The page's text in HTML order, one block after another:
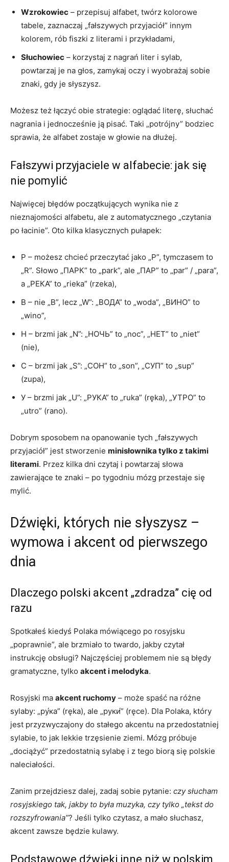
Wzrokowiec – przepisuj alfabet, twórz kolorowe
tabele, zaznaczaj „fałszywych przyjaciół” innym
kolorem, rób fiszki z literami i przykładami,
Słuchowiec – korzystaj z nagrań liter i sylab,
powtarzaj je na głos, zamykaj oczy i wyobrażaj sobie
znaki, gdy je słyszysz.
Możesz też łączyć obie strategie: oglądać literę, słuchać
nagrania i jednocześnie ją pisać. Taki „potrójny” bodziec
sprawia, że alfabet zostaje w głowie na dłużej.
Fałszywi przyjaciele w alfabecie: jak się
nie pomylić
Najwięcej błędów początkujących wynika nie z
nieznajomości alfabetu, ale z automatycznego „czytania
po łacinie”. Oto kilka klasycznych pułapek:
Р – możesz chcieć przeczytać jako „P”, tymczasem to
„R”. Słowo „ПАРК” to „park”, ale „ПАР” to „par” / „para”,
a „РЕКА” to „rieka” (rzeka),
В – nie „B”, lecz „W”: „ВОДА” to „woda”, „ВИНО” to
„wino”,
Н – brzmi jak „N”: „НОЧЬ” to „noc”, „НЕТ” to „niet”
(nie),
С – brzmi jak „S”: „СОН” to „son”, „СУП” to „sup”
(zupa),
У – brzmi jak „U”: „РУКА” to „ruka” (ręka), „УТРО” to
„utro” (rano).
Dobrym sposobem na opanowanie tych „fałszywych
przyjaciół” jest stworzenie minisłownika tylko z takimi
literami. Przez kilka dni czytaj i powtarzaj słowa
zawierające te znaki – po tygodniu mózg przestaje się
mylić.
Dźwięki, których nie słyszysz –
wymowa i akcent od pierwszego
dnia
Dlaczego polski akcent „zdradza” cię od
razu
Spotkałeś kiedyś Polaka mówiącego po rosyjsku
„poprawnie”, ale brzmiało to twardo, jakby czytał
instrukcję obsługi? Najczęściej problemem nie są błędy
gramatyczne, tylko akcent i melodyka.
Rosyjski ma akcent ruchomy – może spaść na różne
sylaby: „ру́ка” (ręka), ale „руки́” (ręce). Dla Polaka, który
jest przyzwyczajony do stałego akcentu na przedostatniej
sylabie, to jak lekkie trzęsienie ziemi. Mózg próbuje
„dociążyć” przedostatnią sylabę i z tego biorą się polskie
naleciałości.
Zanim przejdziesz dalej, zadaj sobie pytanie: czy słucham
rosyjskiego tak, jakby to była muzyka, czy tylko „tekst do
rozszyfrowania”? Jeśli tylko czytasz, a mało słuchasz,
akcent zawsze będzie kulawy.
Podstawowe dźwięki inne niż w polskim